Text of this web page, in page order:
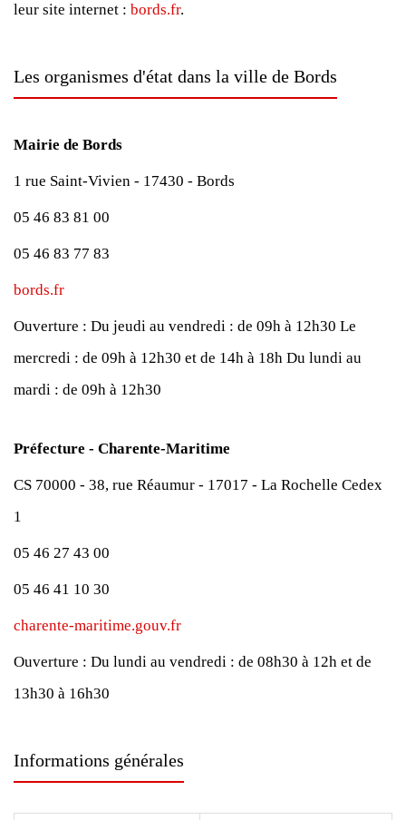
leur site internet : bords.fr.
Les organismes d'état dans la ville de Bords
Mairie de Bords
1 rue Saint-Vivien - 17430 - Bords
05 46 83 81 00
05 46 83 77 83
bords.fr
Ouverture : Du jeudi au vendredi : de 09h à 12h30 Le
mercredi : de 09h à 12h30 et de 14h à 18h Du lundi au
mardi : de 09h à 12h30
Préfecture - Charente-Maritime
CS 70000 - 38, rue Réaumur - 17017 - La Rochelle Cedex
1
05 46 27 43 00
05 46 41 10 30
charente-maritime.gouv.fr
Ouverture : Du lundi au vendredi : de 08h30 à 12h et de
13h30 à 16h30
Informations générales